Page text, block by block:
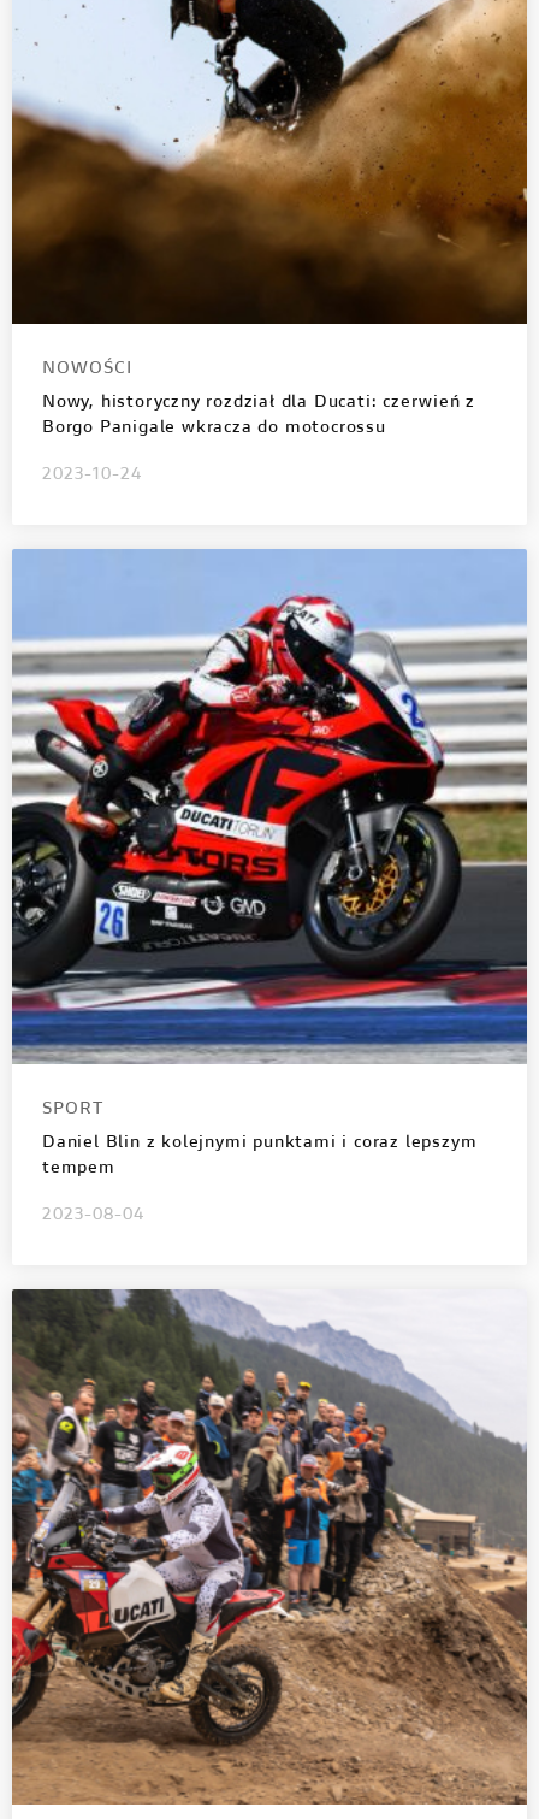
NOWOŚCI
Nowy, historyczny rozdział dla Ducati: czerwień z
Borgo Panigale wkracza do motocrossu
2023-10-24
SPORT
Daniel Blin z kolejnymi punktami i coraz lepszym
tempem
2023-08-04